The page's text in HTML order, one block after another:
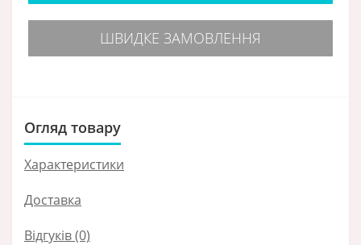
ШВИДКЕ ЗАМОВЛЕННЯ
Огляд товару
Характеристики
Доставка
Відгуків (0)